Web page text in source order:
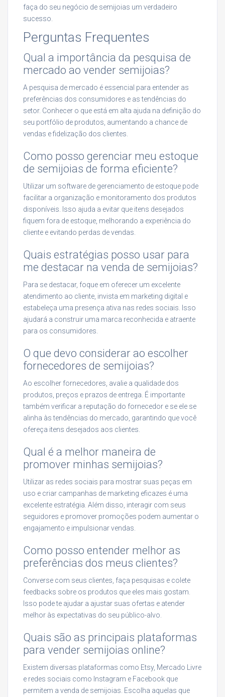
faça do seu negócio de semijoias um verdadeiro
sucesso.
Perguntas Frequentes
Qual a importância da pesquisa de
mercado ao vender semijoias?
A pesquisa de mercado é essencial para entender as
preferências dos consumidores e as tendências do
setor. Conhecer o que está em alta ajuda na definição do
seu portfólio de produtos, aumentando a chance de
vendas e fidelização dos clientes.
Como posso gerenciar meu estoque
de semijoias de forma eficiente?
Utilizar um software de gerenciamento de estoque pode
facilitar a organização e monitoramento dos produtos
disponíveis. Isso ajuda a evitar que itens desejados
fiquem fora de estoque, melhorando a experiência do
cliente e evitando perdas de vendas.
Quais estratégias posso usar para
me destacar na venda de semijoias?
Para se destacar, foque em oferecer um excelente
atendimento ao cliente, invista em marketing digital e
estabeleça uma presença ativa nas redes sociais. Isso
ajudará a construir uma marca reconhecida e atraente
para os consumidores.
O que devo considerar ao escolher
fornecedores de semijoias?
Ao escolher fornecedores, avalie a qualidade dos
produtos, preços e prazos de entrega. É importante
também verificar a reputação do fornecedor e se ele se
alinha às tendências do mercado, garantindo que você
ofereça itens desejados aos clientes.
Qual é a melhor maneira de
promover minhas semijoias?
Utilizar as redes sociais para mostrar suas peças em
uso e criar campanhas de marketing eficazes é uma
excelente estratégia. Além disso, interagir com seus
seguidores e promover promoções podem aumentar o
engajamento e impulsionar vendas.
Como posso entender melhor as
preferências dos meus clientes?
Converse com seus clientes, faça pesquisas e colete
feedbacks sobre os produtos que eles mais gostam.
Isso pode te ajudar a ajustar suas ofertas e atender
melhor às expectativas do seu público-alvo.
Quais são as principais plataformas
para vender semijoias online?
Existem diversas plataformas como Etsy, Mercado Livre
e redes sociais como Instagram e Facebook que
permitem a venda de semijoias. Escolha aquelas que